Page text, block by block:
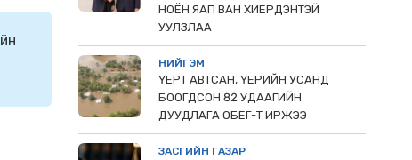
НОЁН ЯАП ВАН ХИЕРДЭНТЭЙ
УУЛЗЛАА
НИЙГЭМ
ҮЕРТ АВТСАН, ҮЕРИЙН УСАНД
БООГДСОН 82 УДААГИЙН
ДУУДЛАГА ОБЕГ-Т ИРЖЭЭ
ЗАСГИЙН ГАЗАР